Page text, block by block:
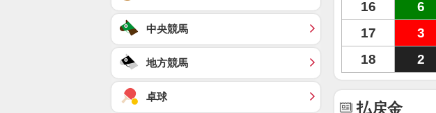
16
6
17
3
18
2
払戻金
中央競馬
地方競馬
卓球